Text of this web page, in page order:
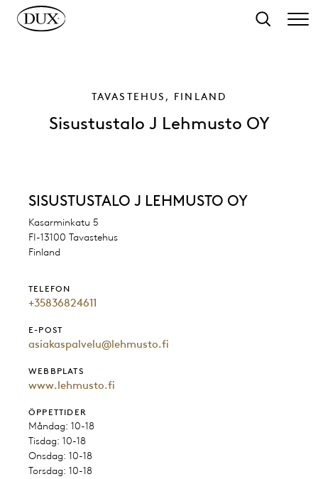
huvudinnehåll
Sök
TAVASTEHUS, FINLAND
Sisustustalo J Lehmusto OY
SISUSTUSTALO J LEHMUSTO OY
Kasarminkatu 5
FI-13100 Tavastehus
Finland
TELEFON
+35836824611
E-POST
asiakaspalvelu@lehmusto.fi
WEBBPLATS
www.lehmusto.fi
ÖPPETTIDER
Måndag: 10-18
Tisdag: 10-18
Onsdag: 10-18
Torsdag: 10-18